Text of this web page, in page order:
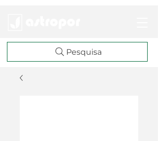
Pesquisa